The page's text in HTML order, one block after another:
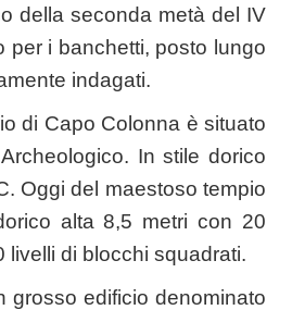
della seconda metà del IV
per i banchetti, posto lungo
indagati.
di Capo Colonna è situato
In stile dorico
Oggi del maestoso tempio
alta 8,5 metri con 20
di blocchi squadrati.
grosso edificio denominato